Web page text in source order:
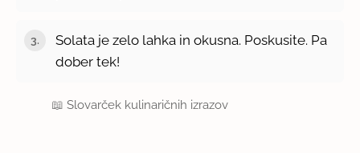
Solata je zelo lahka in okusna. Poskusite. Pa
dober tek!
📖Slovarček kulinaričnih izrazov